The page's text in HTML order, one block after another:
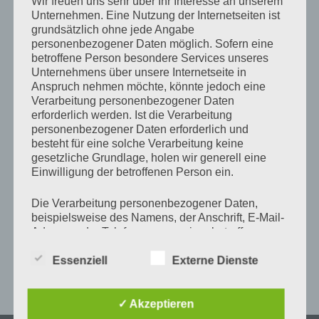
«Mutter Natur» (Juni 2009) | © Antje Münch-Lieblang
«Lebensbaum» (September 2009) |© Antje Münch-
Lieblang
«Mammae Maris» (25. Juni 2010) |© Antje Münch-
Lieblang
Unternehmen. Eine Nutzung der Internetseiten ist
grundsätzlich ohne jede Angabe
personenbezogener Daten möglich. Sofern eine
betroffene Person besondere Services unseres
Unternehmens über unsere Internetseite in
Anspruch nehmen möchte, könnte jedoch eine
Verarbeitung personenbezogener Daten
erforderlich werden. Ist die Verarbeitung
personenbezogener Daten erforderlich und
besteht für eine solche Verarbeitung keine
gesetzliche Grundlage, holen wir generell eine
Einwilligung der betroffenen Person ein.
Die Verarbeitung personenbezogener Daten,
beispielsweise des Namens, der Anschrift, E-Mail-
Adresse oder Telefonnummer einer betroffenen
Datenschutz-Grundverordnung und in
landesspezifischen Datenschutzbestimmungen.
Mittels dieser Datenschutzerklärung möchte unser
Essenziell Externe Dienste
✓ Akzeptieren